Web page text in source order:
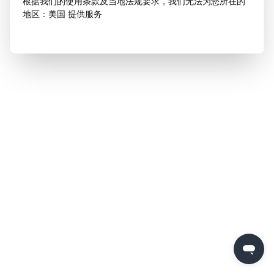
地区：美国 提供服务